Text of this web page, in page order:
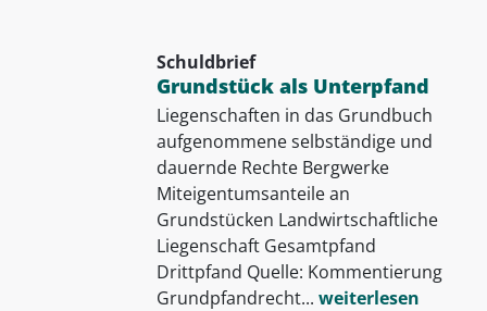
Schuldbrief
Grundstück als Unterpfand
Liegenschaften in das Grundbuch
aufgenommene selbständige und
dauernde Rechte Bergwerke
Miteigentumsanteile an
Grundstücken Landwirtschaftliche
Liegenschaft Gesamtpfand
Drittpfand Quelle: Kommentierung
Grundpfandrecht... weiterlesen